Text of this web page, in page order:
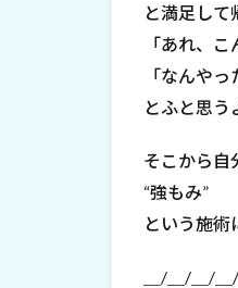
と満足して
「あれ、
「なんや
とふと思う
そこから自
“強もみ”
という施術
＿/＿/＿/